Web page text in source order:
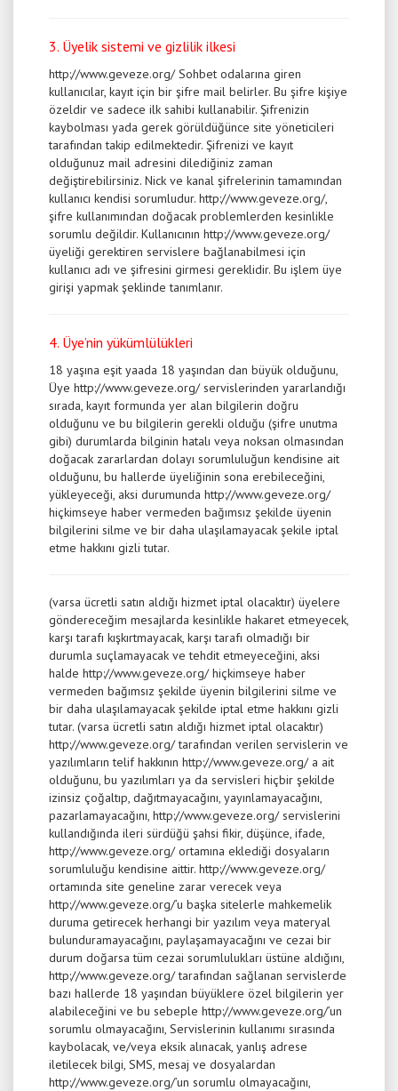
3. Üyelik sistemi ve gizlilik ilkesi
http://www.geveze.org/ Sohbet odalarına giren
kullanıcılar, kayıt için bir şifre mail belirler. Bu şifre kişiye
özeldir ve sadece ilk sahibi kullanabilir. Şifrenizin
kaybolması yada gerek görüldüğünce site yöneticileri
tarafından takip edilmektedir. Şifrenizi ve kayıt
olduğunuz mail adresini dilediğiniz zaman
değiştirebilirsiniz. Nick ve kanal şifrelerinin tamamından
kullanıcı kendisi sorumludur. http://www.geveze.org/,
şifre kullanımından doğacak problemlerden kesinlikle
sorumlu değildir. Kullanıcının http://www.geveze.org/
üyeliği gerektiren servislere bağlanabilmesi için
kullanıcı adı ve şifresini girmesi gereklidir. Bu işlem üye
girişi yapmak şeklinde tanımlanır.
4. Üye’nin yükümlülükleri
18 yaşına eşit yaada 18 yaşından dan büyük olduğunu,
Üye http://www.geveze.org/ servislerinden yararlandığı
sırada, kayıt formunda yer alan bilgilerin doğru
olduğunu ve bu bilgilerin gerekli olduğu (şifre unutma
gibi) durumlarda bilginin hatalı veya noksan olmasından
doğacak zararlardan dolayı sorumluluğun kendisine ait
olduğunu, bu hallerde üyeliğinin sona erebileceğini,
yükleyeceği, aksi durumunda http://www.geveze.org/
hiçkimseye haber vermeden bağımsız şekilde üyenin
bilgilerini silme ve bir daha ulaşılamayacak şekile iptal
etme hakkını gizli tutar.
(varsa ücretli satın aldığı hizmet iptal olacaktır) üyelere
göndereceğim mesajlarda kesinlikle hakaret etmeyecek,
karşı tarafı kışkırtmayacak, karşı tarafı olmadığı bir
durumla suçlamayacak ve tehdit etmeyeceğini, aksi
halde http://www.geveze.org/ hiçkimseye haber
vermeden bağımsız şekilde üyenin bilgilerini silme ve
bir daha ulaşılamayacak şekilde iptal etme hakkını gizli
tutar. (varsa ücretli satın aldığı hizmet iptal olacaktır)
http://www.geveze.org/ tarafından verilen servislerin ve
yazılımların telif hakkının http://www.geveze.org/ a ait
olduğunu, bu yazılımları ya da servisleri hiçbir şekilde
izinsiz çoğaltıp, dağıtmayacağını, yayınlamayacağını,
pazarlamayacağını, http://www.geveze.org/ servislerini
kullandığında ileri sürdüğü şahsi fikir, düşünce, ifade,
http://www.geveze.org/ ortamına eklediği dosyaların
sorumluluğu kendisine aittir. http://www.geveze.org/
ortamında site geneline zarar verecek veya
http://www.geveze.org/’u başka sitelerle mahkemelik
duruma getirecek herhangi bir yazılım veya materyal
bulunduramayacağını, paylaşamayacağını ve cezai bir
durum doğarsa tüm cezai sorumlulukları üstüne aldığını,
http://www.geveze.org/ tarafından sağlanan servislerde
bazı hallerde 18 yaşından büyüklere özel bilgilerin yer
alabileceğini ve bu sebeple http://www.geveze.org/’un
sorumlu olmayacağını, Servislerinin kullanımı sırasında
kaybolacak, ve/veya eksik alınacak, yanlış adrese
iletilecek bilgi, SMS, mesaj ve dosyalardan
http://www.geveze.org/’un sorumlu olmayacağını,